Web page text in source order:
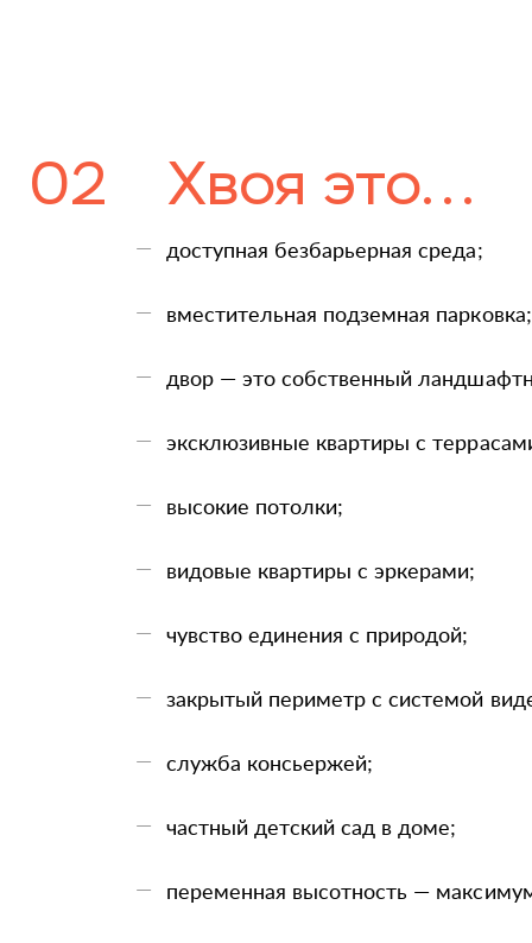
02 Хвоя это...
доступная безбарьерная среда;
вместительная подземная парковка;
двор — это собственный
эксклюзивные квартиры с
высокие потолки;
видовые квартиры с эркерами;
чувство единения с природой;
закрытый периметр с системой
служба консьержей;
частный детский сад в доме;
переменная высотность —